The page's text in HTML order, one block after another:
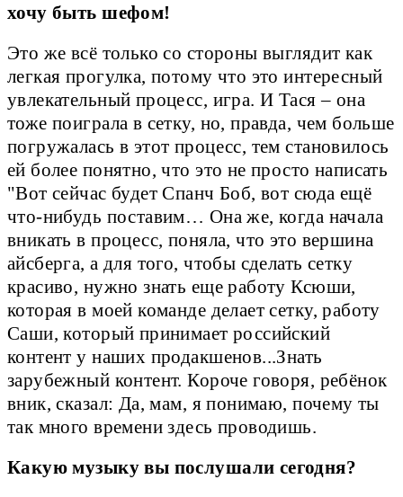
хочу быть шефом!
Это же всё только со стороны выглядит как
легкая прогулка, потому что это интересный
увлекательный процесс, игра. И Тася – она
тоже поиграла в сетку, но, правда, чем больше
погружалась в этот процесс, тем становилось
ей более понятно, что это не просто написать
"Вот сейчас будет Спанч Боб, вот сюда ещё
что-нибудь поставим… Она же, когда начала
вникать в процесс, поняла, что это вершина
айсберга, а для того, чтобы сделать сетку
красиво, нужно знать еще работу Ксюши,
которая в моей команде делает сетку, работу
Саши, который принимает российский
контент у наших продакшенов...Знать
зарубежный контент. Короче говоря, ребёнок
вник, сказал: Да, мам, я понимаю, почему ты
так много времени здесь проводишь.
Какую музыку вы послушали сегодня?